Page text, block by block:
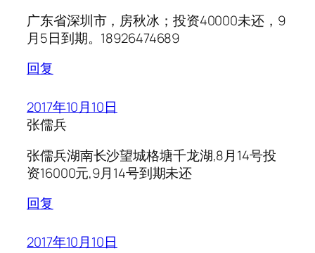
广东省深圳市，房秋冰；投资40000未还，9
月5日到期。18926474689
回复
2017年10月10日
张儒兵
张儒兵湖南长沙望城格塘千龙湖,8月14号投
资16000元,9月14号到期未还
回复
2017年10月10日